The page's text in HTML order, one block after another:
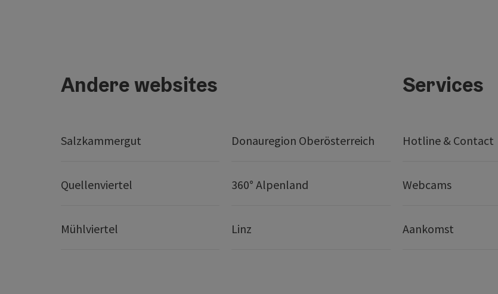
Andere websites
Salzkammergut Donauregion Oberösterreich
Quellenviertel 360° Alpenland
Mühlviertel Linz
Services
Hotline & Contact
Webcams
Aankomst